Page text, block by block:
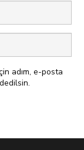
adım, e-posta